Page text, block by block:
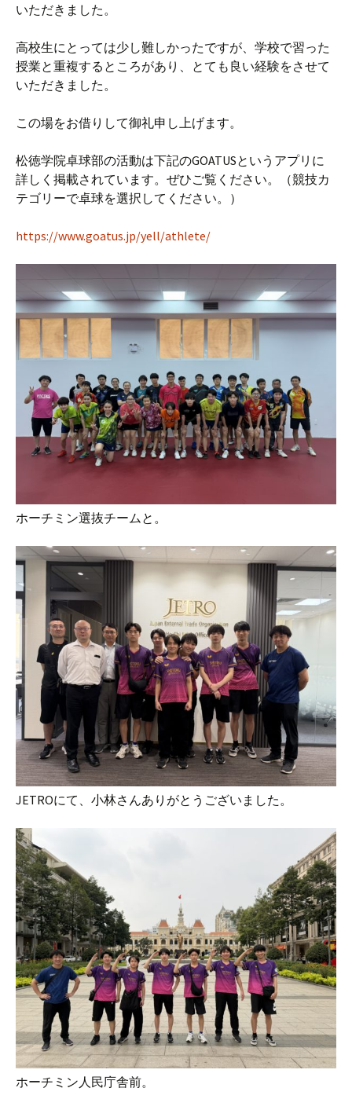
いただきました。
高校生にとっては少し難しかったですが、学校で習った
授業と重複するところがあり、とても良い経験をさせて
いただきました。
この場をお借りして御礼申し上げます。
松徳学院卓球部の活動は下記のGOATUSというアプリに
詳しく掲載されています。ぜひご覧ください。（競技カ
テゴリーで卓球を選択してください。）
https://www.goatus.jp/yell/athlete/
ホーチミン選抜チームと。
JETROにて、小林さんありがとうございました。
ホーチミン人民庁舎前。